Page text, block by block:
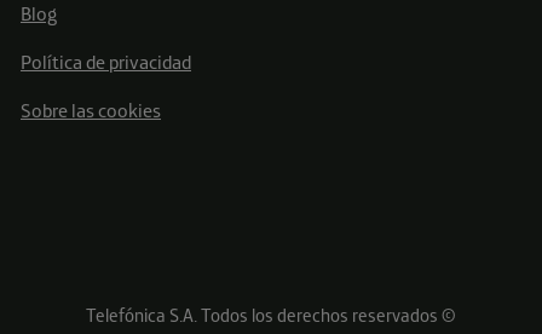
Blog
Política de privacidad
Sobre las cookies
Telefónica S.A. Todos los derechos reservados ©